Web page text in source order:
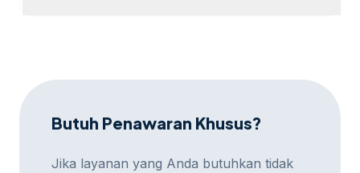
Butuh Penawaran Khusus?
Jika layanan yang Anda butuhkan tidak